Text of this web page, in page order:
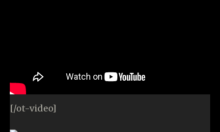
[/ot-video]